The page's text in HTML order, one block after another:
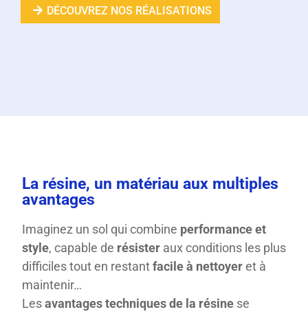
DÉCOUVREZ NOS RÉALISATIONS
La résine, un matériau aux multiples
avantages
Imaginez un sol qui combine performance et
style, capable de résister aux conditions les plus
difficiles tout en restantfacile à nettoyeret à
maintenir…
Lesavantages techniques de la résine se